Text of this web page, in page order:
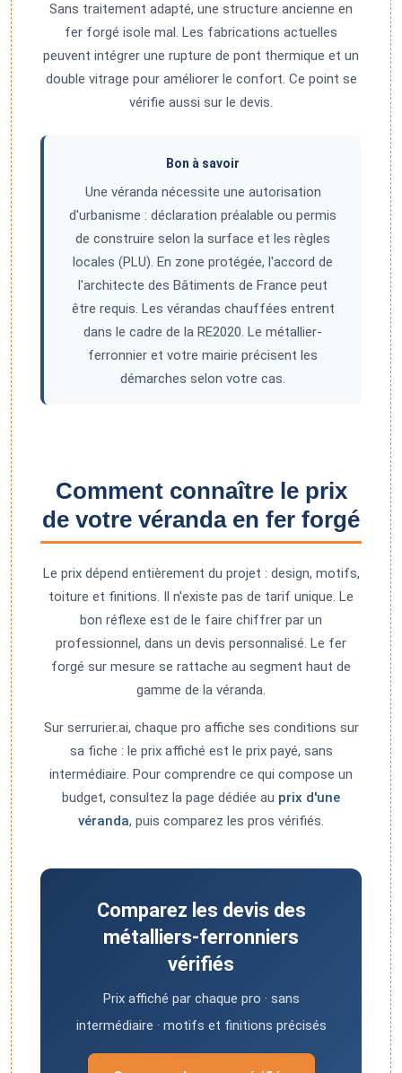
Sans traitement adapté, une structure ancienne en
fer forgé isole mal. Les fabrications actuelles
peuvent intégrer une rupture de pont thermique et un
double vitrage pour améliorer le confort. Ce point se
vérifie aussi sur le devis.
Bon à savoir
Une véranda nécessite une autorisation
d'urbanisme : déclaration préalable ou permis
de construire selon la surface et les règles
locales (PLU). En zone protégée, l'accord de
l'architecte des Bâtiments de France peut
être requis. Les vérandas chauffées entrent
dans le cadre de la RE2020. Le métallier-
ferronnier et votre mairie précisent les
démarches selon votre cas.
Comment connaître le prix
de votre véranda en fer forgé
Le prix dépend entièrement du projet : design, motifs,
toiture et finitions. Il n'existe pas de tarif unique. Le
bon réflexe est de le faire chiffrer par un
professionnel, dans un devis personnalisé. Le fer
forgé sur mesure se rattache au segment haut de
gamme de la véranda.
Sur serrurier.ai, chaque pro affiche ses conditions sur
sa fiche : le prix affiché est le prix payé, sans
intermédiaire. Pour comprendre ce qui compose un
budget, consultez la page dédiée au prix d'une
véranda, puis comparez les pros vérifiés.
Comparez les devis des
métalliers-ferronniers
vérifiés
Prix affiché par chaque pro · sans
intermédiaire · motifs et finitions précisés